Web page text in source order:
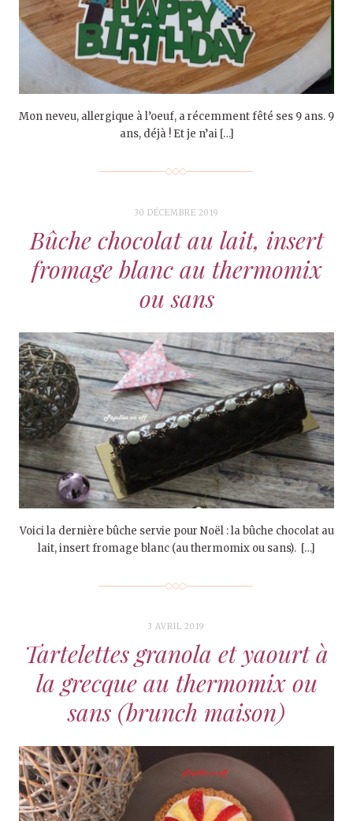
Mon neveu, allergique à l’oeuf, a récemment fêté ses 9 ans. 9
ans, déjà ! Et je n’ai […]
30 DÉCEMBRE 2019
Bûche chocolat au lait, insert
fromage blanc au thermomix
ou sans
Voici la dernière bûche servie pour Noël : la bûche chocolat au
lait, insert fromage blanc (au thermomix ou sans). […]
3 AVRIL 2019
Tartelettes granola et yaourt à
la grecque au thermomix ou
sans (brunch maison)